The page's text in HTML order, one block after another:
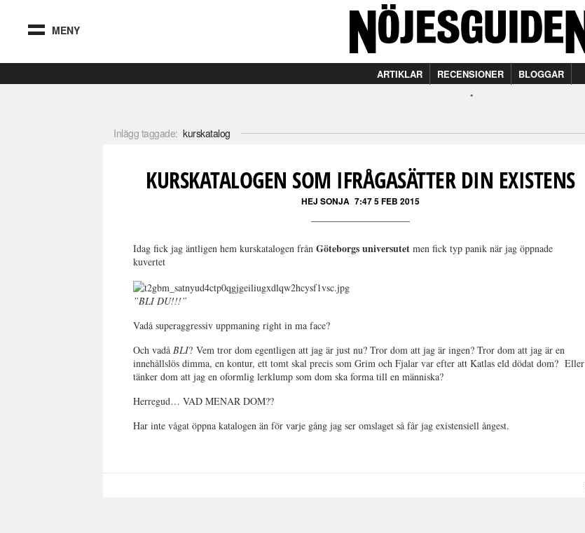
MENY
ARTIKLAR RECENSIONER BLOGGAR
Inlägg taggade: kurskatalog
KURSKATALOGEN SOM IFRÅGASÄTTER DIN EXISTENS
HEJ SONJA 7:47 5 FEB 2015
Idag fick jag äntligen hem kurskatalogen frånGöteborgs universutetmen fick typ panik när jag öppnade
kuvertet
”BLI DU!!!”
Vadå superaggressiv uppmaning right in ma face?
Och vadåBLI? Vem tror dom egentligen att jag är just nu? Tror dom att jag är ingen? Tror dom att jag är en
innehållslös dimma, en kontur, ett tomt skal precis som Grim och Fjalar var efter att Katlas eld dödat dom? Eller
tänker dom att jag en oformlig lerklump som dom ska forma till en människa?
Herregud… VAD MENAR DOM??
Har inte vågat öppna katalogen än för varje gång jag ser omslaget så får jag existensiell ångest.